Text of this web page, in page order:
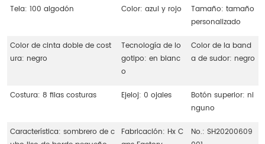
Tela: 100 algodón Color: azul y rojo
Tamaño: tamaño
personalizado
Color de cinta doble de cost
ura: negro
Tecnología de lo
gotipo: en blanc
o
Color de la band
a de sudor: negro
Costura: 8 filas costuras Ejeloj: 0 ojales
Botón superior: ni
nguno
Característica: sombrero de c
Fabricación: Hx C
No.: SH20200609